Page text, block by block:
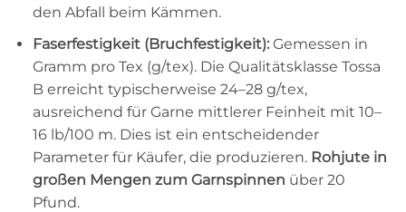
den Abfall beim Kämmen.
Faserfestigkeit (Bruchfestigkeit):Gemessen in
Gramm pro Tex (g/tex). Die Qualitätsklasse Tossa
B erreicht typischerweise 24–28 g/tex,
ausreichend für Garne mittlerer Feinheit mit 10–
16 lb/100 m. Dies ist ein entscheidender
Parameter für Käufer, die produzieren. Rohjute in
großen Mengen zum Garnspinnen über 20
Pfund.